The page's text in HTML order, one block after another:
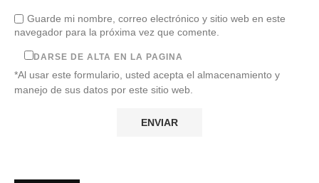
Guarde mi nombre, correo electrónico y sitio web en este
navegador para la próxima vez que comente.
DARSE DE ALTA EN LA PAGINA
*Al usar este formulario, usted acepta el almacenamiento y
manejo de sus datos por este sitio web.